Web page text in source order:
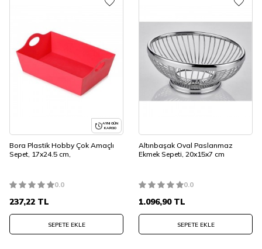
AYNI GÜN
KARGO
Bora Plastik Hobby Çok Amaçlı
Sepet, 17x24.5 cm,
0.0
237,22 TL
SEPETE EKLE
Altınbaşak Oval Paslanmaz
Ekmek Sepeti, 20x15x7 cm
0.0
1.096,90TL
SEPETE EKLE